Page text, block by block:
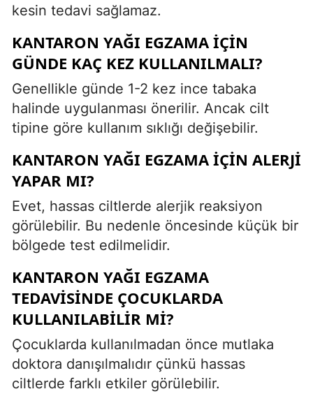
kesin tedavi sağlamaz.
KANTARON YAĞI EGZAMA IÇIN
GÜNDE KAÇ KEZ KULLANILMALI?
Genellikle günde 1-2 kez ince tabaka
halinde uygulanması önerilir. Ancak cilt
tipine göre kullanım sıklığı değişebilir.
KANTARON YAĞI EGZAMA IÇIN ALERJI
YAPAR MI?
Evet, hassas ciltlerde alerjik reaksiyon
görülebilir. Bu nedenle öncesinde küçük bir
bölgede test edilmelidir.
KANTARON YAĞI EGZAMA
TEDAVISINDE ÇOCUKLARDA
KULLANILABILIR MI?
Çocuklarda kullanılmadan önce mutlaka
doktora danışılmalıdır çünkü hassas
ciltlerde farklı etkiler görülebilir.